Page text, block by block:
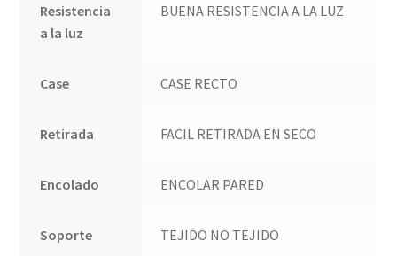
Resistencia
a la luz
BUENA RESISTENCIA A LA LUZ
Case CASE RECTO
Retirada FACIL RETIRADA EN SECO
Encolado ENCOLAR PARED
Soporte TEJIDO NO TEJIDO